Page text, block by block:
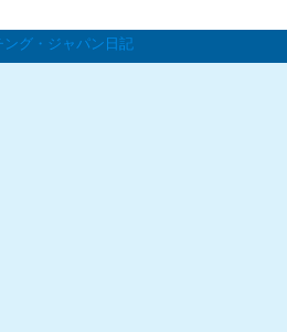
ング・ジャパン日記